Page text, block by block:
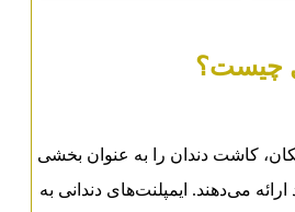
چیست؟
کاشت دندان را به عنوان بخشی
می‌دهند. ایمپلنت‌های دندانی به